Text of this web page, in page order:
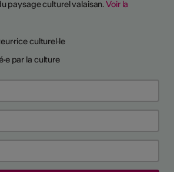
paysage culturel valaisan.Voir la
culturel·le
par la culture